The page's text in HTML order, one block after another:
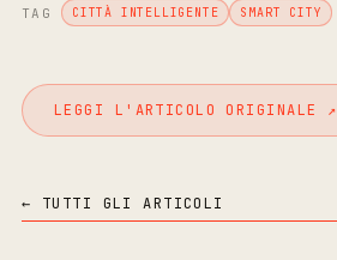
TAG CITTÀ INTELLIGENTE SMART CITY
LEGGI L'ARTICOLO ORIGINALE ↗
← TUTTI GLI ARTICOLI